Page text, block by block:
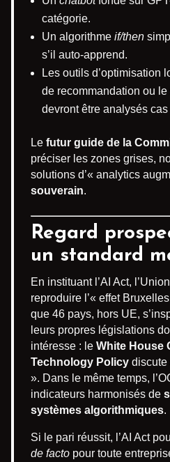
catégorie.
Un algorithme if/then
s’il auto-apprend.
Les outils d’optimisation
de recommandation ou
devront être analysés cas
Le futur guide de la
préciser les zones grises,
solutions d’« analytics
souverain.
Regard
un standard
En instituant l’AI Act,
reproduire l’« effet
que 46 pays, hors UE,
leurs propres législations
intéresse : le White House
Technology Policy discute
». Dans le même temps,
indicateurs harmonisés de
systèmes algorithmiques.
Si le pari réussit, l’AI Act
de facto pour toute